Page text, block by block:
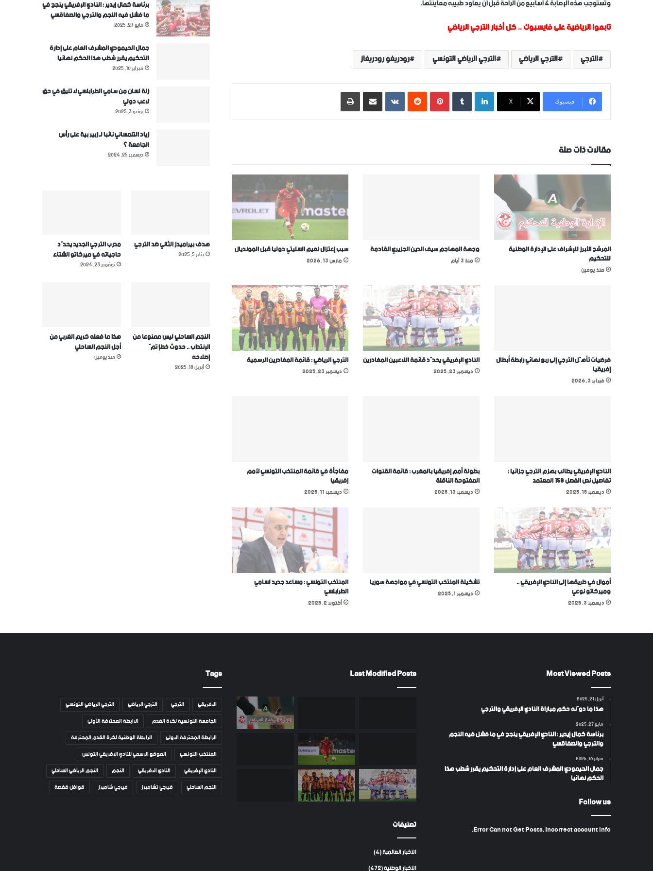
تابعوا الرياضية على فايسبوك..كل أخبار الترجي الرياضي
الترجي الترجي الرياضي الترجي الرياضي التونسي رودريغو رودريغاز
فيسبوك ‫X
لينكدإن بينتيريست ‏VKontakte
مقالات ذات صلة
المرشح الأبرز للإشراف على الإدارة الوطنية
للتحكيم
منذ يومين
وجهة المهاجم سيف الدين الجزيري القادمة
منذ 3 أيام
سبب إعتزال نعيم السليتي دوليا قبل المونديال
مارس 13, 2026
فرضيات تأهّل الترجي إلى ربع نهائي رابطة أبطال
إفريقيا
فبراير 3, 2026
النادي الإفريقي يحدّد قائمة اللاعبين المغادرين
ديسمبر 23, 2025
الترجي الرياضي : قائمة المغادرين الرسمية
ديسمبر 23, 2025
النادي الإفريقي يطالب بهزم الترجي جزائيا :
تفاصيل نص الفصل 158 المعتمد
ديسمبر 15, 2025
بطولة أمم إفريقيا بالمغرب : قائمة القنوات
المفتوحة الناقلة
ديسمبر 13, 2025
مفاجأة في قائمة المنتخب التونسي ﻷمم
إفريقيا
ديسمبر 11, 2025
أموال في طريقها إلى النادي الإفريقي ..
وميركاتو نوعي
ديسمبر 3, 2025
تشكيلة المنتخب التونسي في مواجهة سوريا
ديسمبر 1, 2025
المنتخب التونسي : مساعد جديد لسامي
الطرابلسي
أكتوبر 2, 2025
برئاسة كمال إيدير : النادي الإفريقي ينجح في
ما فشل فيه النجم والترجي والصفاقسي
مايو 27, 2025
جمال الحيمودي المشرف العام على إدارة
التحكيم يقرر شطب هذا الحكم نهائيا
فبراير 10, 2025
زلة لسان من سامي الطرابلسي لا تليق في حق
لاعب دولي
يونيو 3, 2025
زياد التلمساني نائبا لـ زبير بية على رأس
الجامعة ؟
ديسمبر 25, 2024
هدف بيراميدز الثاني ضد الترجي
يناير 5, 2025
مدرب الترجي الجديد يحدّد
حاجياته في ميركاتو الشتاء
نوفمبر 23, 2024
النجم الساحلي ليس ممنوعا من
الإنتداب .. حدوث خطإ تمّ
إصلاحه
أبريل 18, 2025
هذا ما فعله كريم الغربي من
أجل النجم الساحلي
منذ يومين
Most Viewed Posts
أبريل 21, 2025
هذا ما دوّنه حكم مباراة النادي الإفريقي والترجي
مايو 27, 2025
برئاسة كمال إيدير : النادي الإفريقي ينجح في ما فشل فيه النجم
والترجي والصفاقسي
فبراير 10, 2025
جمال الحيمودي المشرف العام على إدارة التحكيم يقرر شطب هذا
الحكم نهائيا
Follow us
Error Can not Get Posts, Incorrect account info.
Last Modified Posts
تصنيفات
الأخبار العالمية(4)
Tags
الافريقي الترجي الترجي الرياضي
الترجي الرياضي التونسي
الجامعة التونسية لكرة القدم
الرابطة المحترفة الأولى
الرابطة المحترفة الاولى
الرابطة الوطنية لكرة القدم المحترفة
المنتخب التونسي
الموقع الرسمي للنادي الإفريقي التونس
النادي الإفريقي
النادي الافريقي النجم
النجم الرياضي الساحلي
النجم الساحلي
فيرجي تشامبرز فيرجي شامبرز قوافل قفصة